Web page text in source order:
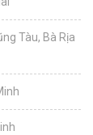
Tàu, Bà Rịa